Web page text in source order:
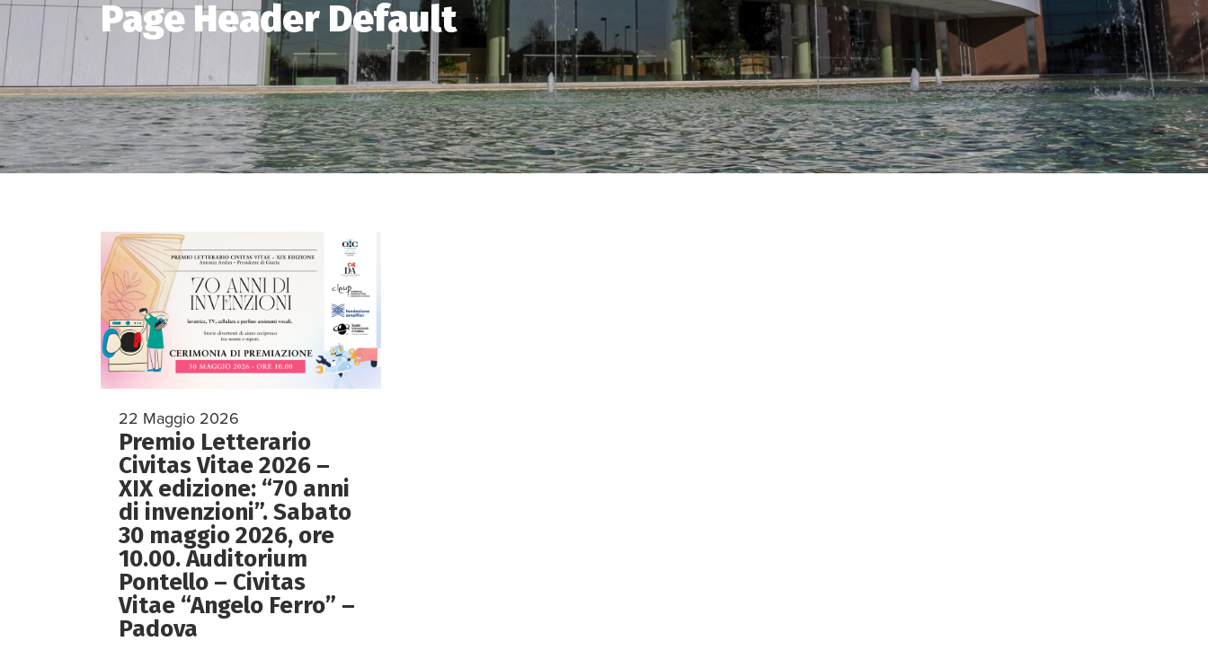
Page Header Default
22 Maggio 2026
Premio Letterario
Civitas Vitae 2026 –
XIX edizione: “70 anni
di invenzioni”. Sabato
30 maggio 2026, ore
10.00. Auditorium
Pontello – Civitas
Vitae “Angelo Ferro” –
Padova